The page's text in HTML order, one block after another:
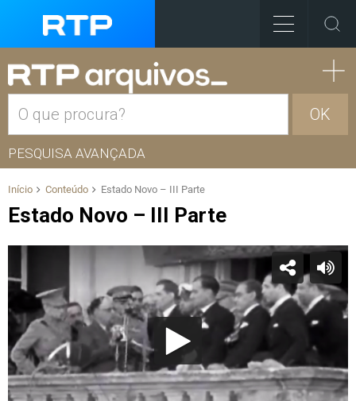
OK
PESQUISA AVANÇADA
Início Conteúdo Estado Novo – III Parte
Estado Novo – III Parte